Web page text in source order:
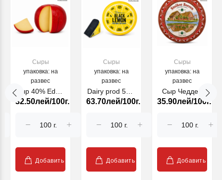
Сыры
упаковка: на
развес
Сыр 40% Edam
Red (30301)
32.50лей/100г.
Добавить
Сыры
упаковка: на
развес
Dairy prod 50%
Dilano bl.lemon
63.70лей/100г.
Добавить
Сыры
упаковка: на
развес
Сыр Чеддер
block red
35.90лей/100г.
Добавить